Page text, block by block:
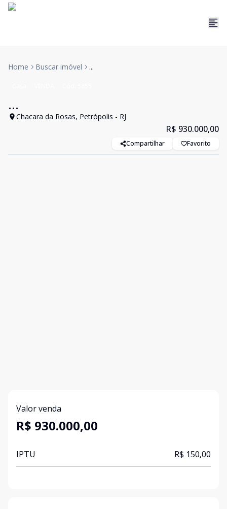
Home Buscar imóvel ...
...
Chacara da Rosas, Petrópolis - RJ
R$ 930.000,00
Compartilhar Favorito
Valor venda
R$ 930.000,00
IPTU R$ 150,00